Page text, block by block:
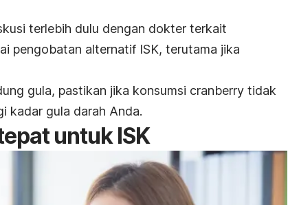
terlebih dulu dengan dokter terkait
pengobatan alternatif ISK, terutama jika
gula, pastikan jika konsumsi cranberry tidak
kadar gula darah Anda.
untuk ISK